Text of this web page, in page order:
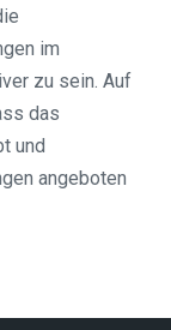
im
zu sein. Auf
das
und
angeboten